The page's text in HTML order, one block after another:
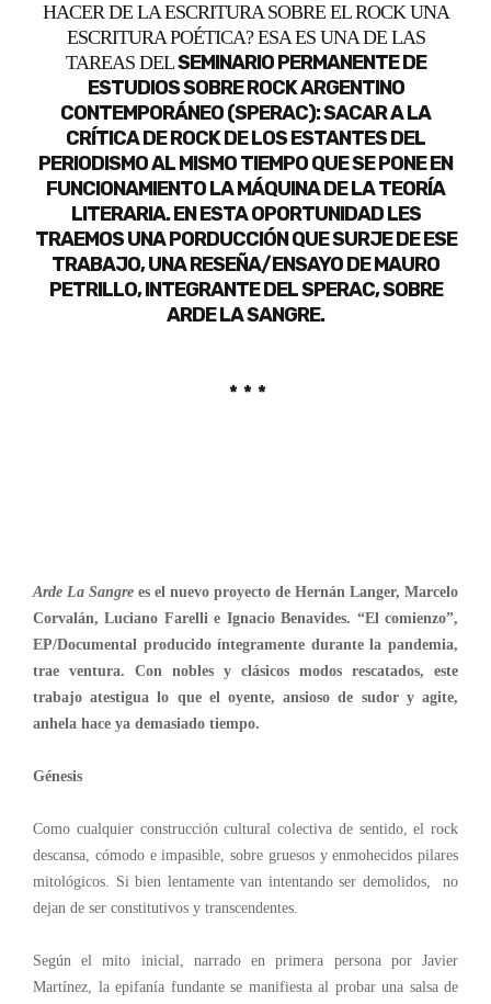
HACER DE LA ESCRITURA SOBRE EL ROCK UNA
ESCRITURA POÉTICA? ESA ES UNA DE LAS
TAREAS DELSEMINARIO PERMANENTE DE
ESTUDIOS SOBRE ROCK ARGENTINO
CONTEMPORÁNEO (SPERAC): SACAR A LA
CRÍTICA DE ROCK DE LOS ESTANTES DEL
PERIODISMO AL MISMO TIEMPO QUE SE PONE EN
FUNCIONAMIENTO LA MÁQUINA DE LA TEORÍA
LITERARIA. EN ESTA OPORTUNIDAD LES
TRAEMOS UNA PORDUCCIÓN QUE SURJE DE ESE
TRABAJO, UNA RESEÑA/ENSAYO DE MAURO
PETRILLO, INTEGRANTE DEL SPERAC, SOBRE
ARDE LA SANGRE.
* * *
Arde La Sangre es el nuevo proyecto de Hernán Langer, Marcelo
Corvalán, Luciano Farelli e Ignacio Benavides. “El comienzo”,
EP/Documental producido íntegramente durante la pandemia,
trae ventura. Con nobles y clásicos modos rescatados, este
trabajo atestigua lo que el oyente, ansioso de sudor y agite,
anhela hace ya demasiado tiempo.
Génesis
Como cualquier construcción cultural colectiva de sentido, el rock
descansa, cómodo e impasible, sobre gruesos y enmohecidos pilares
mitológicos. Si bien lentamente van intentando ser demolidos, no
dejan de ser constitutivos y transcendentes.
Según el mito inicial, narrado en primera persona por Javier
Martínez, la epifanía fundante se manifiesta al probar una salsa de